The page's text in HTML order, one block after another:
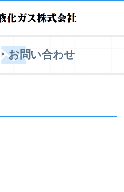
お問い合わせ